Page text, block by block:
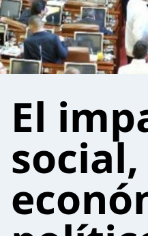
El
social,